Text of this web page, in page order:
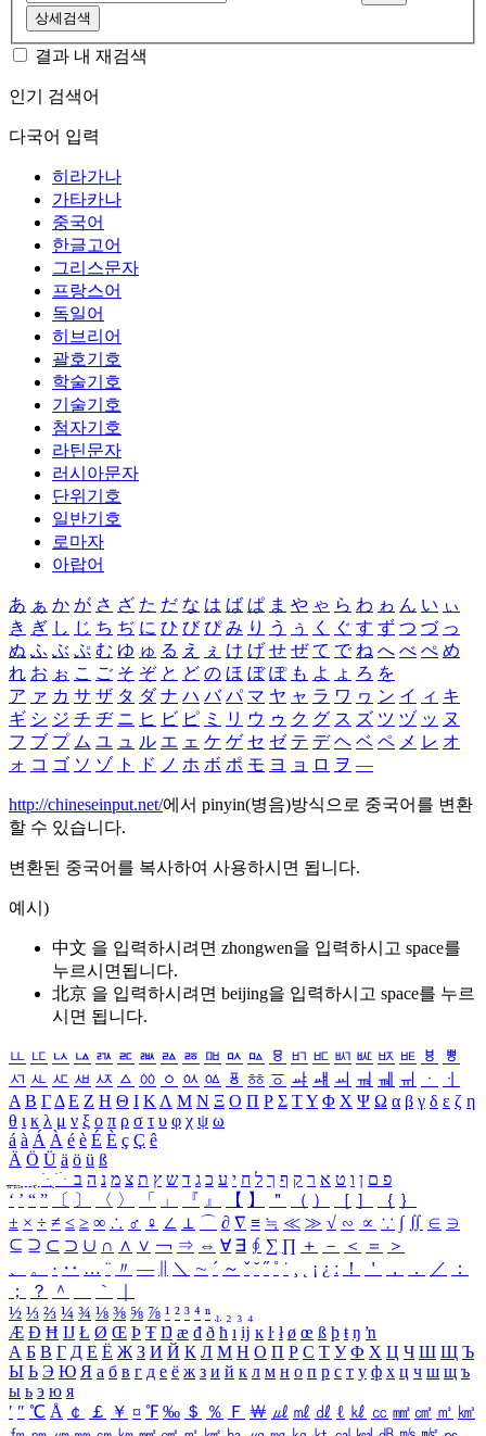
상세검색
결과 내 재검색
인기 검색어
다국어 입력
히라가나
가타카나
중국어
한글고어
그리스문자
프랑스어
독일어
히브리어
괄호기호
학술기호
기술기호
첨자기호
라틴문자
러시아문자
단위기호
일반기호
로마자
아랍어
あ ぁ か が さ ざ た だ な は ば ぱ ま や ゃ ら わ ゎ ん い ぃ
き ぎ し じ ち ぢ に ひ び ぴ み り う ぅ く ぐ す ず つ づ っ
ぬ ふ ぶ ぷ む ゆ ゅ る え ぇ け げ せ ぜ て で ね へ べ ぺ め
れ お ぉ こ ご そ ぞ と ど の ほ ぼ ぽ も よ ょ ろ を
ア ァ カ サ ザ タ ダ ナ ハ バ パ マ ヤ ャ ラ ワ ヮ ン イ ィ キ
ギ シ ジ チ ヂ ニ ヒ ビ ピ ミ リ ウ ゥ ク グ ス ズ ツ ヅ ッ ヌ
フ ブ プ ム ユ ュ ル エ ェ ケ ゲ セ ゼ テ デ ヘ ベ ペ メ レ オ
ォ コ ゴ ソ ゾ ト ド ノ ホ ボ ポ モ ヨ ョ ロ ヲ ―
http://chineseinput.net/에서 pinyin(병음)방식으로 중국어를 변환
할 수 있습니다.
변환된 중국어를 복사하여 사용하시면 됩니다.
예시)
中文 을 입력하시려면 zhongwen을 입력하시고 space를
누르시면됩니다.
北京 을 입력하시려면 beijing을 입력하시고 space를 누르
시면 됩니다.
ㅥ ㅦ ㅧ ㅨ ㅩ ㅪ ㅫ ㅬ ㅭ ㅮ ㅯ ㅰ ㅱ ㅲ ㅳ ㅴ ㅵ ㅶ ㅷ ㅸ
ㅹ
ㅺ ㅻ ㅼ ㅽ ㅾ ㅿ ㆀ ㆁ ㆂ ㆃ ㆄ ㆅ ㆆ ㆇ ㆈ ㆉ ㆊ ㆋ ㆌ ㆍ
ㆎ
Α Β ΓΔ Ε Ζ Η Θ Ι ΚΛ Μ Ν Ξ Ο Π Ρ Σ ΤΥ Φ Χ Ψ Ω α β γ δ ε ζ η
θ ι κ λ μ ν ξ ο π ρ σ τ υ φ χ ψ ω
á à Á À é è É È ç Ç ê
Ä Ö Ü ä ö ü ß
ִֶֹ ֻּ ׁׂ פ ם ן ו ט א ר ק ף ך ל ח י ע כ ג ד ש ץ ת צ מ נ ה ב
‘ ’ “ ” 〔 〕 〈 〉 「 」 『 』 【 】 ＂ （ ） ［ ］ ｛ ｝
± × ÷ ≠ ≤ ≥ ∞ ∴ ♂ ♀ ∠ ⊥ ⌒ ∂ ∇ ≡ ≒ ≪ ≫ √ ∽ ∝ ∵ ∫ ∬ ∈ ∋
⊆ ⊇ ⊂ ⊃ ∪ ∩ ∧ ∨ ￢ ⇒ ⇔ ∀ ∃ ∮ ∑ ∏ ＋ － ＜ ＝
＞
、
。 · ‥ … ¨ 〃 ― ＼ ∼ ´ ～ ˇ ˘ ˝ ˚ ˙ ¸ ¡ ¿ ː ！ ＇ ， ． ／
：
；
？ ＾ ｀
½ ⅓ ⅔ ¼ ¾ ⅛ ⅜ ⅝ ⅞ ¹ ² ³ ⁴ ⁿ ₁ ₂ ₃ ₄
Æ Ð Ħ Ĳ Ł Ø Œ Þ Ŧ Ŋ æ đ ð ħ ı ĳ ĸ ŀ ł ø œ ß þ ŧ ŋ ŉ
А Б В Г Д Е Ё Ж З И Й К Л М Н О П Р С Т У Ф Х Ц Ч Ш Щ Ъ
Ы Ь Э Ю Я а б в г д е ё ж з и й к л м н о п р с т у ф х ц ч ш щ ъ
ы ь э ю я
′ ″ ℃ Å ￠ ￡ ￥ ¤ ℉ ‰ ＄ ％ Ｆ ￦ ㎕ ㎖ ㎗ ℓ ㎘ ㏄ ㎣ ㎤ ㎥ ㎦